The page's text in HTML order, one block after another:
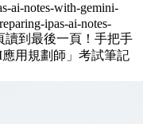
ai-notes-with-gemini-
ipas-ai-notes-
讀到最後一頁！手把手
應用規劃師」考試筆記